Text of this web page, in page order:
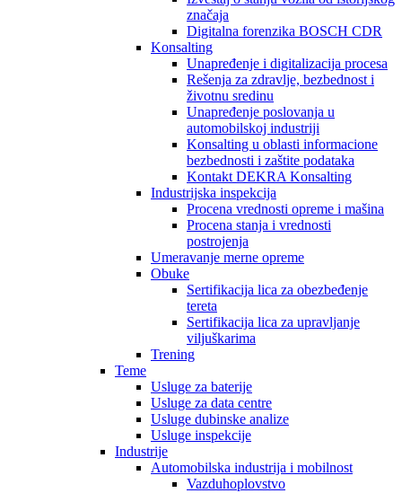
značaja
Digitalna forenzika BOSCH CDR
Konsalting
Unapređenje i digitalizacija procesa
Rešenja za zdravlje, bezbednost i
životnu sredinu
Unapređenje poslovanja u
automobilskoj industriji
Konsalting u oblasti informacione
bezbednosti i zaštite podataka
Kontakt DEKRA Konsalting
Industrijska inspekcija
Procena vrednosti opreme i mašina
Procena stanja i vrednosti
postrojenja
Umeravanje merne opreme
Obuke
Sertifikacija lica za obezbeđenje
tereta
Sertifikacija lica za upravljanje
viljuškarima
Trening
Teme
Usluge za baterije
Usluge za data centre
Usluge dubinske analize
Usluge inspekcije
Industrije
Automobilska industrija i mobilnost
Vazduhoplovstvo